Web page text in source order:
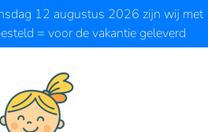
12 augustus 2026 zijn wij met
= voor de vakantie geleverd